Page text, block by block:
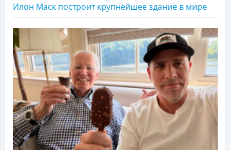
Илон Маск построит крупнейшее здание в мире